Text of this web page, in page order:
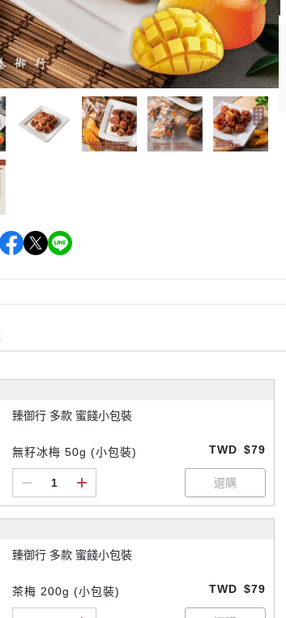
臻御行 多款 蜜餞小包裝
無籽冰梅 50g (小包裝) TWD $79
臻御行 多款 蜜餞小包裝
茶梅 200g (小包裝) TWD $79